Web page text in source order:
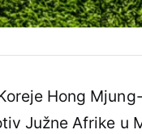
Hong
Južne Afrike u